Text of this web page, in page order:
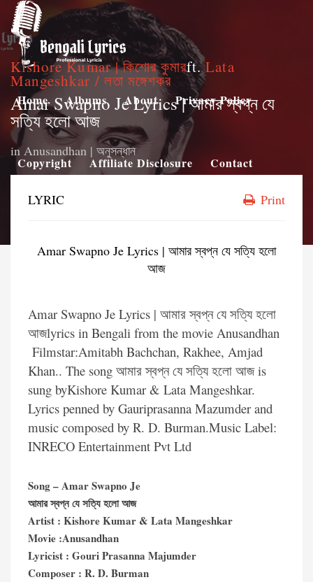
Home Albums About Privacy Policy
Copyright Affiliate Disclosure Contact
Kishore Kumar | কিশোর কুমারft.Lata
Mangeshkar / লতা মঙ্গেশকর
Amar Swapno Je Lyrics | আমার স্বপ্ন যে
সত্যি হলো আজ
inAnusandhan | অনুসন্ধান
LYRIC Print
Amar Swapno Je Lyrics | আমার স্বপ্ন যে সত্যি হলো
আজ
Amar Swapno Je Lyrics | আমার স্বপ্ন যে সত্যি হলো
আজlyrics in Bengali from the movie Anusandhan
Filmstar:Amitabh Bachchan, Rakhee, Amjad
Khan.. The song আমার স্বপ্ন যে সত্যি হলো আজ is
sung byKishore Kumar & Lata Mangeshkar.
Lyrics penned by Gauriprasanna Mazumder and
music composed by R. D. Burman.Music Label:
INRECO Entertainment Pvt Ltd
Song – Amar Swapno Je
আমার স্বপ্ন যে সত্যি হলো আজ
Artist : Kishore Kumar & Lata Mangeshkar
Movie :Anusandhan
Lyricist : Gouri Prasanna Majumder
Composer : R. D. Burman